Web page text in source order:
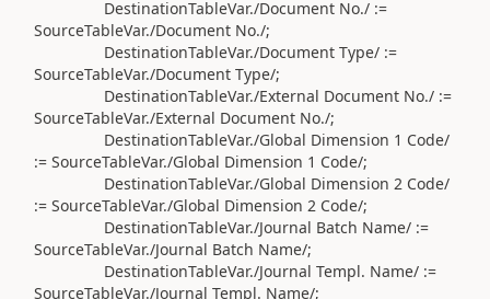
DestinationTableVar./Document No./ :=
SourceTableVar./Document No./;
DestinationTableVar./Document Type/ :=
SourceTableVar./Document Type/;
DestinationTableVar./External Document No./ :=
SourceTableVar./External Document No./;
DestinationTableVar./Global Dimension 1 Code/
:= SourceTableVar./Global Dimension 1 Code/;
DestinationTableVar./Global Dimension 2 Code/
:= SourceTableVar./Global Dimension 2 Code/;
DestinationTableVar./Journal Batch Name/ :=
SourceTableVar./Journal Batch Name/;
DestinationTableVar./Journal Templ. Name/ :=
SourceTableVar./Journal Templ. Name/;